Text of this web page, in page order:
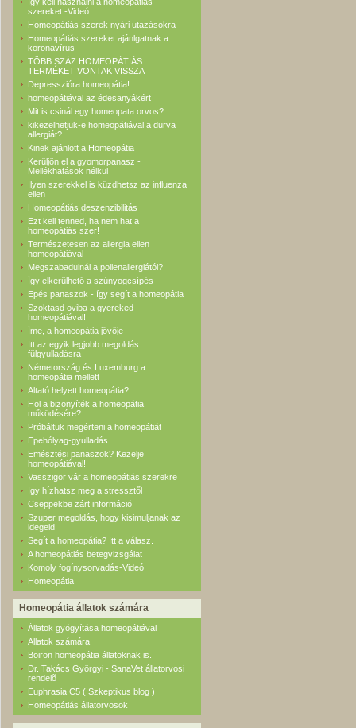
szereket -Videó
Homeopátiás szerek nyári utazásokra
Homeopátiás szereket ajánlgatnak a
koronavírus
TÖBB SZÁZ HOMEOPÁTIÁS
TERMÉKET VONTAK VISSZA
Depresszióra homeopátia!
homeopátiával az édesanyákért
Mit is csinál egy homeopata orvos?
kikezelhetjük-e homeopátiával a durva
allergiát?
Kinek ajánlott a Homeopátia
Kerüljön el a gyomorpanasz -
Mellékhatások nélkül
Ilyen szerekkel is küzdhetsz az influenza
ellen
Homeopátiás deszenzibilitás
Ezt kell tenned, ha nem hat a
homeopátiás szer!
Természetesen az allergia ellen
homeopátiával
Megszabadulnál a pollenallergiától?
Így elkerülhető a szúnyogcsípés
Epés panaszok - így segít a homeopátia
Szoktasd oviba a gyereked
homeopátiával!
Íme, a homeopátia jövője
Itt az egyik legjobb megoldás
fülgyulladásra
Németország és Luxemburg a
homeopátia mellett
Altató helyett homeopátia?
Hol a bizonyíték a homeopátia
működésére?
Próbáltuk megérteni a homeopátiát
Epehólyag-gyulladás
Emésztési panaszok? Kezelje
homeopátiával!
Vasszigor vár a homeopátiás szerekre
Így hízhatsz meg a stressztől
Cseppekbe zárt információ
Szuper megoldás, hogy kisimuljanak az
idegeid
Segít a homeopátia? Itt a válasz.
A homeopátiás betegvizsgálat
Komoly fogínysorvadás-Videó
Homeopátia
Homeopátia állatok számára
Állatok gyógyítása homeopátiával
Állatok számára
Boiron homeopátia állatoknak is.
Dr. Takács Györgyi - SanaVet állatorvosi
rendelõ
Euphrasia C5 ( Szkeptikus blog )
Homeopátiás állatorvosok